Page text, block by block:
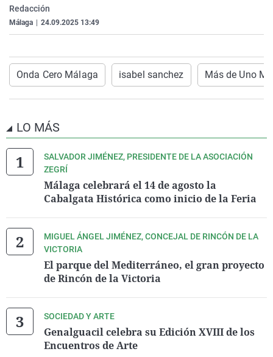
Gente viajera
Retornados
Operación Viuda
Galicia
Navarra
Televisión
Redacción
Málaga 24.09.2025 13:49
Onda Cero Málaga isabel sanchez Más de Uno
LO MÁS
SALVADOR JIMÉNEZ, PRESIDENTE DE LA ASOCIACIÓN
ZEGRÍ
Málaga celebrará el 14 de agosto la
Cabalgata Histórica como inicio de la Feria
MIGUEL ÁNGEL JIMÉNEZ, CONCEJAL DE RINCÓN DE LA
VICTORIA
El parque del Mediterráneo, el gran proyecto
de Rincón de la Victoria
SOCIEDAD Y ARTE
Genalguacil celebra su Edición XVIII de los
Encuentros de Arte